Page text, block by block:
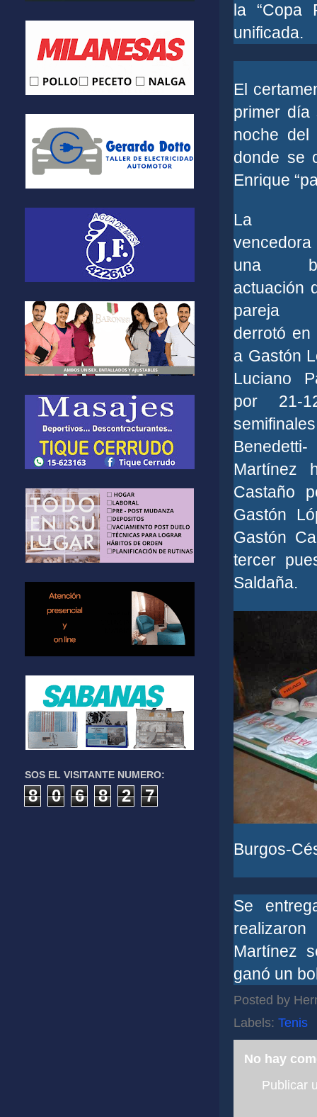
la “Copa
unificada.
El
primer día
noche del
donde se
Enrique
La
una
actuación
pareja
derrotó en
a Gastón
Luciano
por 21-
Benedetti-
Martínez
Castaño
Gastón
Gastón
tercer
Saldaña.
Burgos-
Se
Martínez
ganó un
Posted by
Labels: Tenis
No hay
Publicar
SOS EL VISITANTE NUMERO:
8 0 6 8 2 7